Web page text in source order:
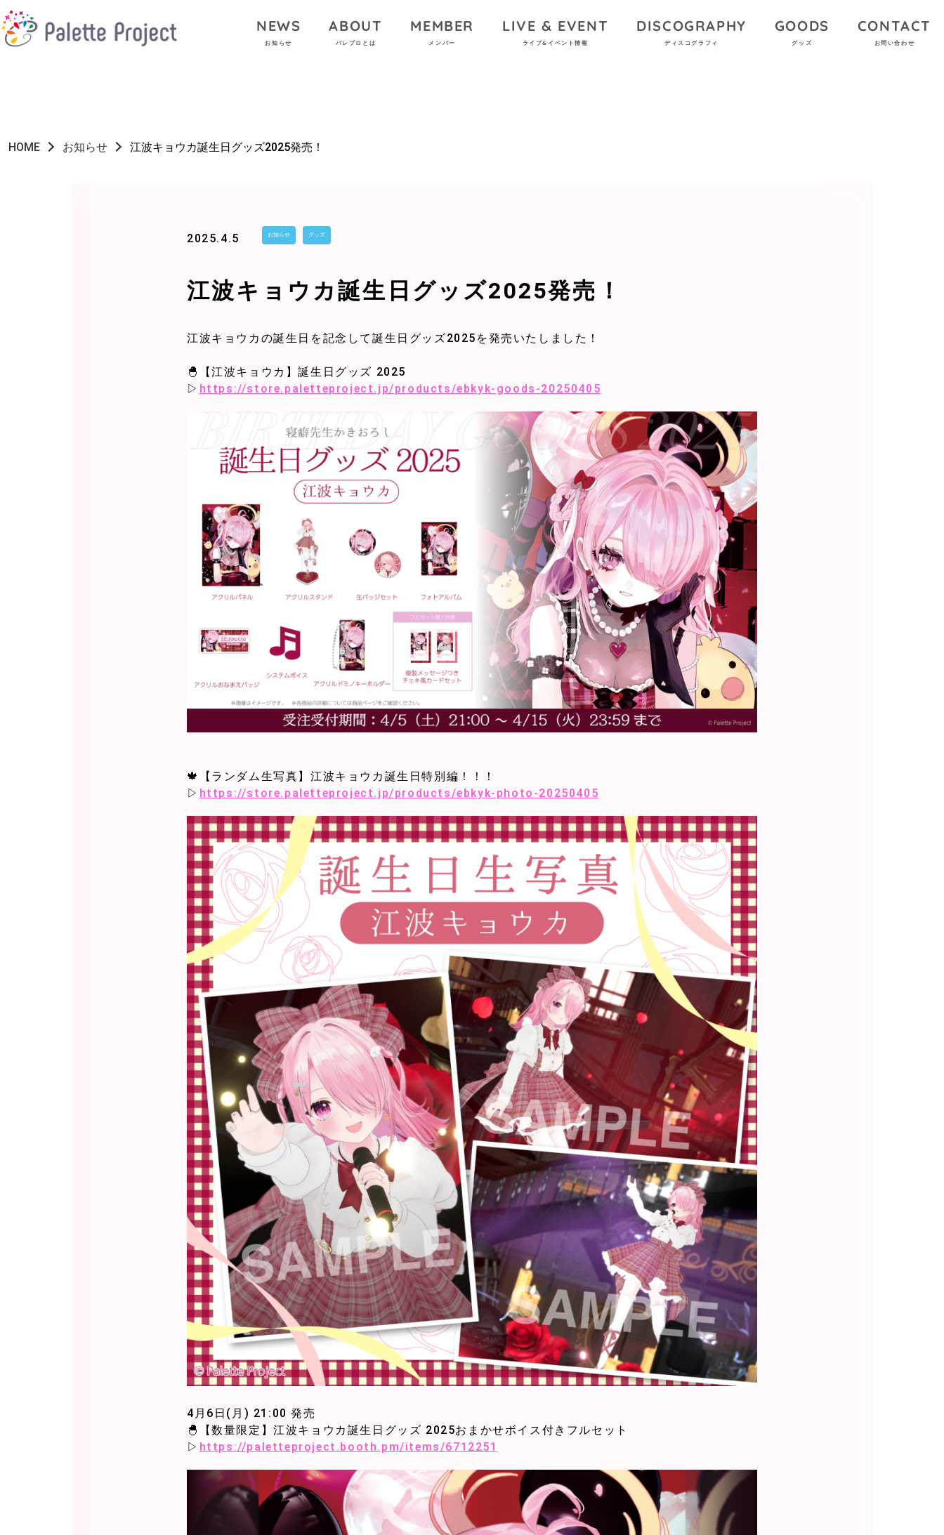
NEWS
お知らせ
ABOUT
パレプロとは
MEMBER
メンバー
LIVE & EVENT
ライブ&イベント情報
DISCOGRAPHY
ディスコグラフィ
GOODS
グッズ
CONTACT
お問い合わせ
HOME お知らせ 江波キョウカ誕生日グッズ2025発売！
2025.4.5 お知らせ グッズ
江波キョウカ誕生日グッズ2025発売！
江波キョウカの誕生日を記念して誕生日グッズ2025を発売いたしました！
🐣【江波キョウカ】誕生日グッズ 2025
▷ https://store.paletteproject.jp/products/ebkyk-goods-20250405
🍁【ランダム生写真】江波キョウカ誕生日特別編！！！
▷ https://store.paletteproject.jp/products/ebkyk-photo-20250405
4月6日(月) 21:00 発売
🐣【数量限定】江波キョウカ誕生日グッズ 2025おまかせボイス付きフルセット
▷ https://paletteproject.booth.pm/items/6712251